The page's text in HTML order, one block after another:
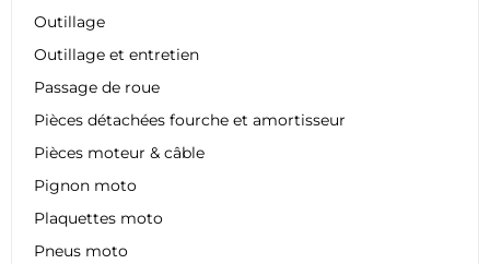
Outillage
Outillage et entretien
Passage de roue
Pièces détachées fourche et amortisseur
Pièces moteur & câble
Pignon moto
Plaquettes moto
Pneus moto